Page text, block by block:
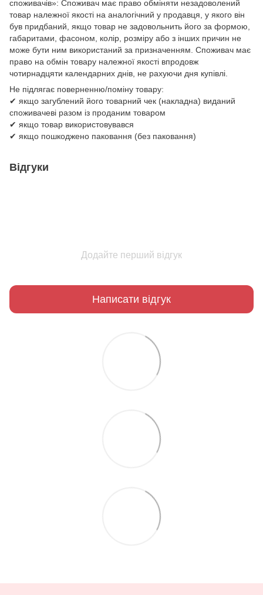
споживачів»: Споживач має право обміняти незадоволений
товар належної якості на аналогічний у продавця, у якого він
був придбаний, якщо товар не задовольнить його за формою,
габаритами, фасоном, колір, розміру або з інших причин не
може бути ним використаний за призначенням. Споживач має
право на обмін товару належної якості впродовж
чотирнадцяти календарних днів, не рахуючи дня купівлі.
Не підлягає поверненню/поміну товару:
✔ якщо загублений його товарний чек (накладна) виданий
споживачеві разом із проданим товаром
✔ якщо товар використовувався
✔ якщо пошкоджено паковання (без паковання)
Відгуки
Додайте перший відгук
Написати відгук